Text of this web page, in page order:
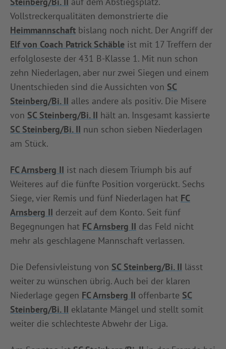
Vollstreckerqualitäten demonstrierte die
Heimmannschaft bislang noch nicht. Der Angriff der
Elf von Coach Patrick Schäble ist mit 17 Treffern der
erfolgloseste der 431 B-Klasse 1. Mit nun schon
zehn Niederlagen, aber nur zwei Siegen und einem
Unentschieden sind die Aussichten von SC
Steinberg/Bi. II alles andere als positiv. Die Misere
von SC Steinberg/Bi. II hält an. Insgesamt kassierte
SC Steinberg/Bi. II nun schon sieben Niederlagen
am Stück.
FC Arnsberg II ist nach diesem Triumph bis auf
Weiteres auf die fünfte Position vorgerückt. Sechs
Siege, vier Remis und fünf Niederlagen hat FC
Arnsberg II derzeit auf dem Konto. Seit fünf
Begegnungen hat FC Arnsberg II das Feld nicht
mehr als geschlagene Mannschaft verlassen.
Die Defensivleistung von SC Steinberg/Bi. II lässt
weiter zu wünschen übrig. Auch bei der klaren
Niederlage gegen FC Arnsberg II offenbarte SC
Steinberg/Bi. II eklatante Mängel und stellt somit
weiter die schlechteste Abwehr der Liga.